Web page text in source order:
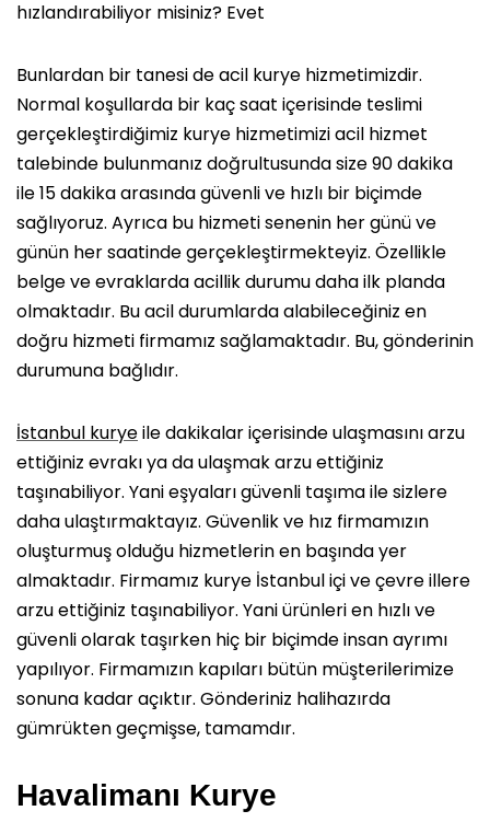
hızlandırabiliyor misiniz? Evet
Bunlardan bir tanesi de acil kurye hizmetimizdir.
Normal koşullarda bir kaç saat içerisinde teslimi
gerçekleştirdiğimiz kurye hizmetimizi acil hizmet
talebinde bulunmanız doğrultusunda size 90 dakika
ile 15 dakika arasında güvenli ve hızlı bir biçimde
sağlıyoruz. Ayrıca bu hizmeti senenin her günü ve
günün her saatinde gerçekleştirmekteyiz. Özellikle
belge ve evraklarda acillik durumu daha ilk planda
olmaktadır. Bu acil durumlarda alabileceğiniz en
doğru hizmeti firmamız sağlamaktadır. Bu, gönderinin
durumuna bağlıdır.
İstanbul kuryeile dakikalar içerisinde ulaşmasını arzu
ettiğiniz evrakı ya da ulaşmak arzu ettiğiniz
taşınabiliyor. Yani eşyaları güvenli taşıma ile sizlere
daha ulaştırmaktayız. Güvenlik ve hız firmamızın
oluşturmuş olduğu hizmetlerin en başında yer
almaktadır. Firmamız kurye İstanbul içi ve çevre illere
arzu ettiğiniz taşınabiliyor. Yani ürünleri en hızlı ve
güvenli olarak taşırken hiç bir biçimde insan ayrımı
yapılıyor. Firmamızın kapıları bütün müşterilerimize
sonuna kadar açıktır. Gönderiniz halihazırda
gümrükten geçmişse, tamamdır.
Havalimanı Kurye